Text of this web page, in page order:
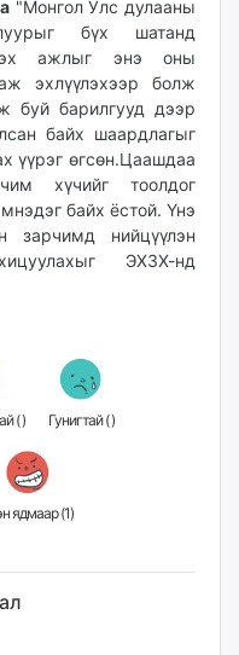
"Монгол Улс дулааны
бүх шатанд
ажлыг энэ оны
эхлүүлэхээр болж
буй барилгууд дээр
байх шаардлагыг
үүрэг өгсөн.Цаашдаа
хүчийг тоолдог
байх ёстой. Үнэ
зарчимд нийцүүлэн
ЭХЗХ-нд
Гайхамшигтай () Гунигтай ()
Үзэн ядмаар (1)